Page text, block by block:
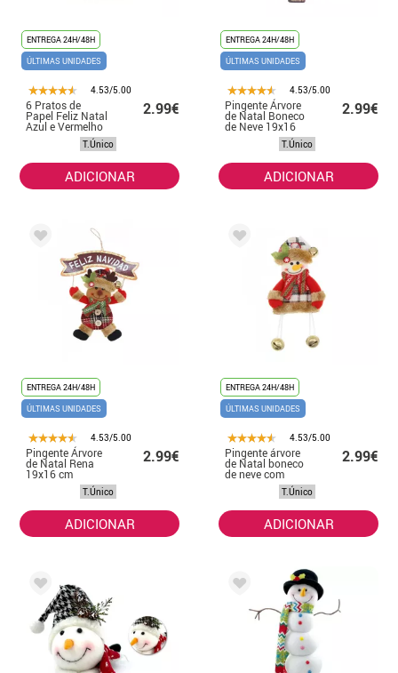
ENTREGA 24H/48H
ÚLTIMAS UNIDADES
4.53/5.00
6 Pratos de
Papel Feliz Natal
Azul e Vermelho
2.99€
T.Único
ADICIONAR
ENTREGA 24H/48H
ÚLTIMAS UNIDADES
4.53/5.00
Pingente Árvore
de Natal Boneco
de Neve 19x16
2.99€
T.Único
ADICIONAR
ENTREGA 24H/48H
ÚLTIMAS UNIDADES
4.53/5.00
Pingente Árvore
de Natal Rena
19x16 cm
2.99€
T.Único
ADICIONAR
ENTREGA 24H/48H
ÚLTIMAS UNIDADES
4.53/5.00
Pingente árvore
de Natal boneco
de neve com
sinos 19x16 cm
2.99€
T.Único
ADICIONAR